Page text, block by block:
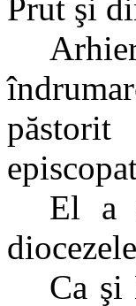
Prut şi
El a
Ca şi